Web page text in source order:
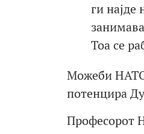
ги најде
Тоа се
Можеби НАТО
потенцира
Професорот